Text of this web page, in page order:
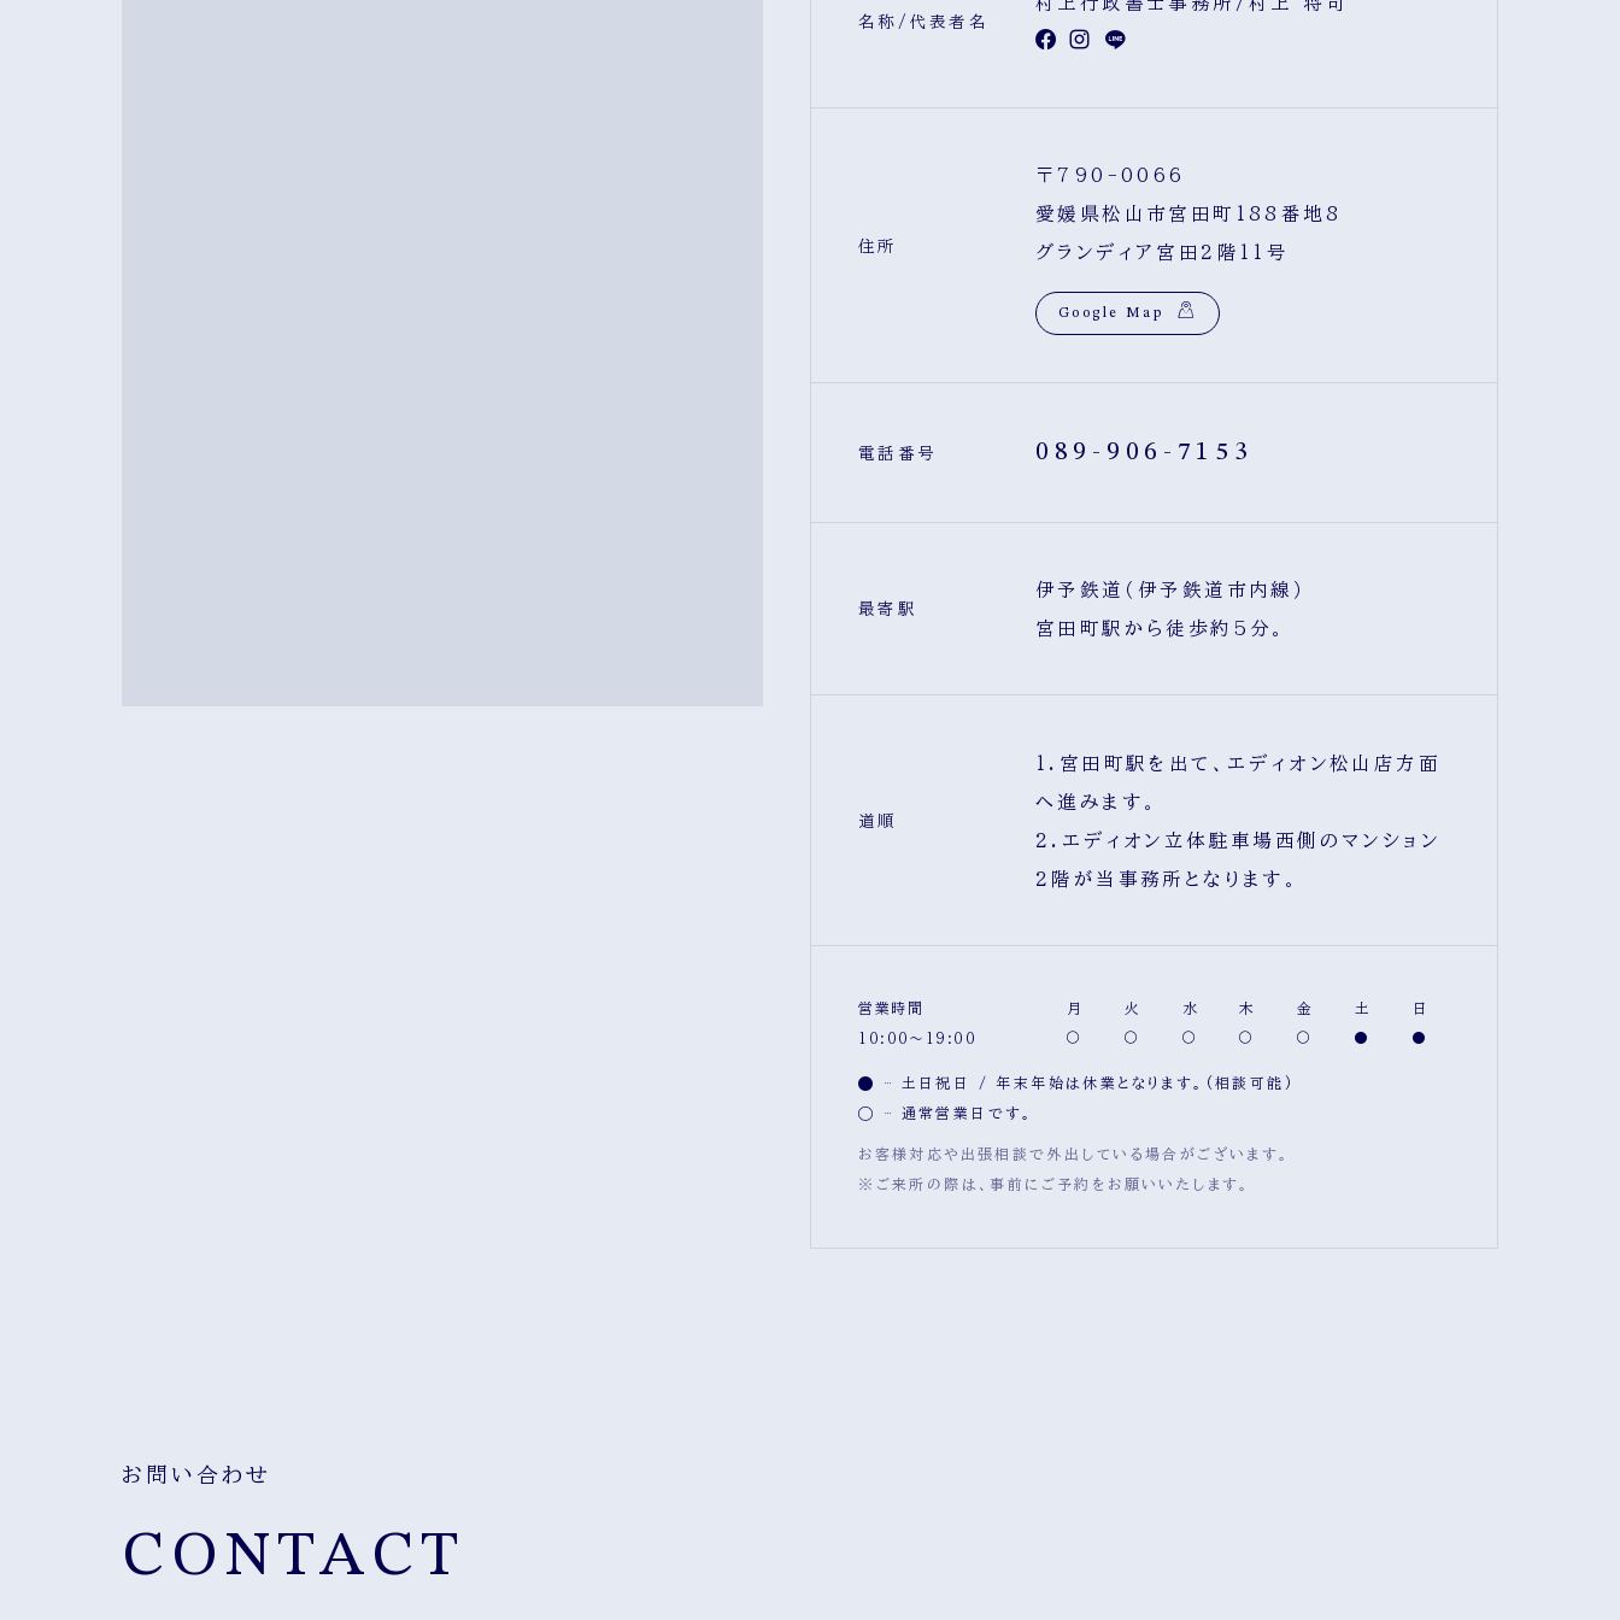
名称/代表者名
住所
〒790-0066
愛媛県松山市宮田町188番地8
グランディア宮田2階11号
Google Map
電話番号 089-906-7153
最寄駅
伊予鉄道（伊予鉄道市内線）
宮田町駅から徒歩約5分。
道順
1.宮田町駅を出て、エディオン松山店方面
へ進みます。
2.エディオン立体駐車場西側のマンション
2階が当事務所となります。
営業時間 月 火 水 木 金 土 日
10:00～19:00
土日祝日 / 年末年始は休業となります。(相談可能)
通常営業日です。
お客様対応や出張相談で外出している場合がございます。
※ご来所の際は、事前にご予約をお願いいたします。
お問い合わせ
CONTACT